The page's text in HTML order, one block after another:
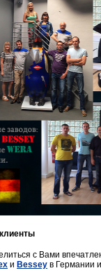
с Вами
и Bessey в Германии